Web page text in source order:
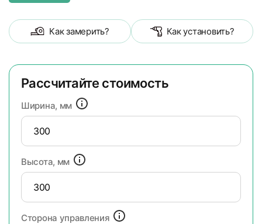
Как замерить? Как установить?
Рассчитайте стоимость
Ширина, мм
Высота, мм
Сторона управления